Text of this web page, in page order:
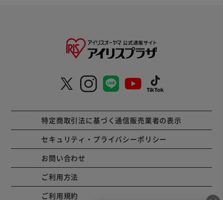
特定商取引法に基づく通信販売業者の表示
セキュリティ・プライバシーポリシー
お問い合わせ
ご利用方法
ご利用規約